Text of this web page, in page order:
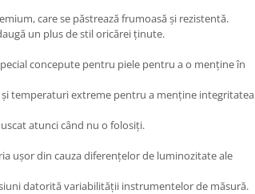
care se păstrează frumoasă și rezistentă.
un plus de stil oricărei ținute.
concepute pentru piele pentru a o menține în
și temperaturi extreme pentru a menține integritatea
atunci când nu o folosiți.
ușor din cauza diferențelor de luminozitate ale
datorită variabilității instrumentelor de măsură.